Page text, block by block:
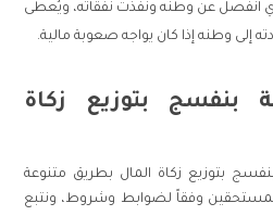
انفصل عن وطنه ونفذت نفقاته، ويُعطى
إلى وطنه إذا كان يواجه صعوبة مالية.
بنفسج بتوزيع زكاة
بتوزيع زكاة المال بطريق متنوعة
وفقاً لضوابط وشروط، ونتبع